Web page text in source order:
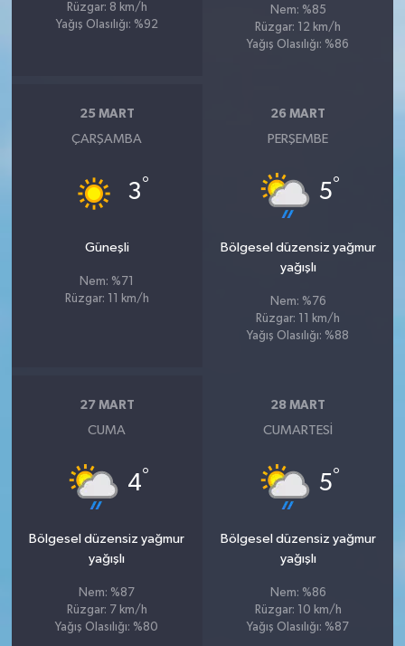
Rüzgar: 8 km/h
Yağış Olasılığı: %92
Nem: %85
Rüzgar: 12 km/h
Yağış Olasılığı: %86
25 MART
ÇARŞAMBA
3°
Güneşli
Nem: %71
Rüzgar: 11 km/h
26 MART
PERŞEMBE
5°
Bölgesel düzensiz yağmur
yağışlı
Nem: %76
Rüzgar: 11 km/h
Yağış Olasılığı: %88
27 MART
CUMA
4°
Bölgesel düzensiz yağmur
yağışlı
Nem: %87
Rüzgar: 7 km/h
Yağış Olasılığı: %80
28 MART
CUMARTESI
5°
Bölgesel düzensiz yağmur
yağışlı
Nem: %86
Rüzgar: 10 km/h
Yağış Olasılığı: %87